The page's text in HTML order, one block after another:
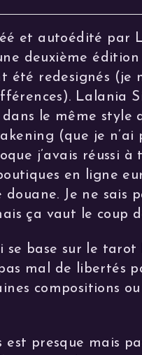
et autoédité par
deuxième
été redesignés (je
Lalania
le même style
(que je n’ai
j’avais réussi
en ligne
Je ne sais
ça vaut le coup
se base sur le tarot
mal de libertés
compositions ou
est presque mais